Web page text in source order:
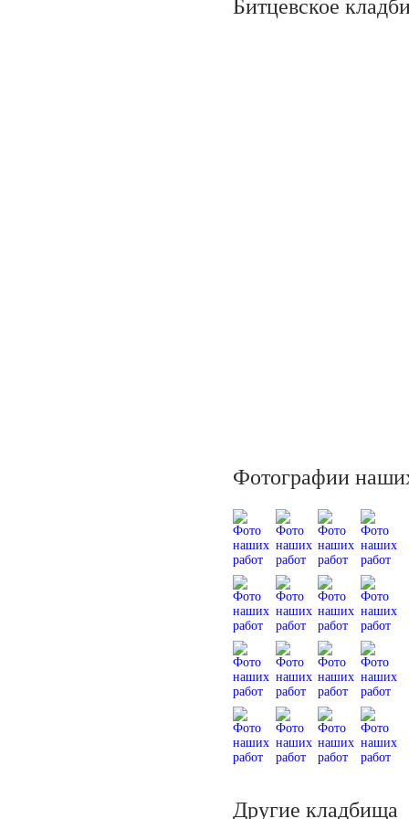
Битцевское
Фотографии
Другие кладбища